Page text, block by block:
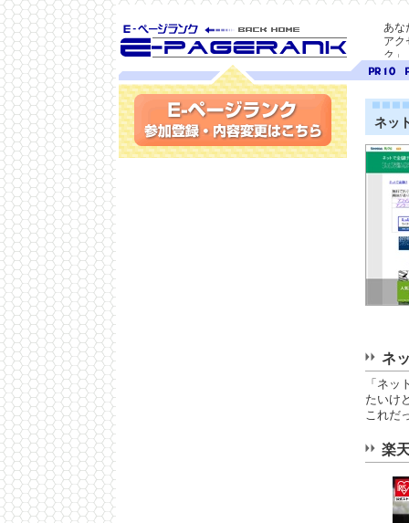
SEO対策に E-ページ
ランク
あな
アク
ク」
ランク
10
9
ネッ
ネ
「ネ
たいけ
これだ
楽
参加登録(無料)・内容変更